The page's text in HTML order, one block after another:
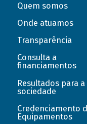
Quem somos
Onde atuamos
Transparência
Consulta a
financiamentos
Resultados para a
sociedade
Credenciamento
Equipamentos